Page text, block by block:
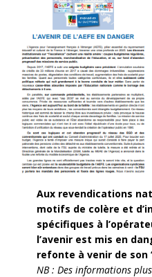
Aux revendications
motifs de colère et
spécifiques à
l’avenir est mis en
refonte à venir de son
NB : Des informations